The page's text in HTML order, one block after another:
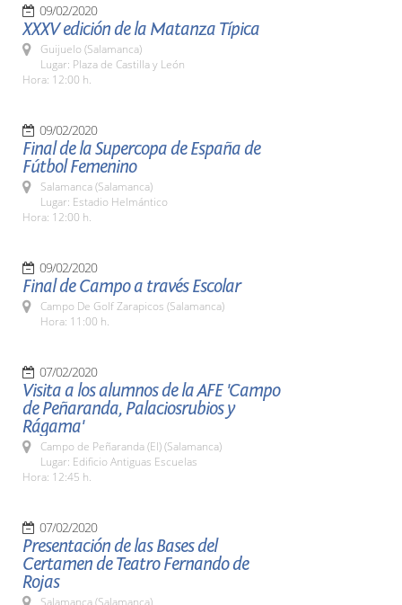
09/02/2020
XXXV edición de la Matanza Típica
Guijuelo (Salamanca)
Lugar: Plaza de Castilla y León
Hora: 12:00 h.
09/02/2020
Final de la Supercopa de España de
Fútbol Femenino
Salamanca (Salamanca)
Lugar: Estadio Helmántico
Hora: 12:00 h.
09/02/2020
Final de Campo a través Escolar
Campo De Golf Zarapicos (Salamanca)
Hora: 11:00 h.
07/02/2020
Visita a los alumnos de la AFE 'Campo
de Peñaranda, Palaciosrubios y
Rágama'
Campo de Peñaranda (El) (Salamanca)
Lugar: Edificio Antiguas Escuelas
Hora: 12:45 h.
07/02/2020
Presentación de las Bases del
Certamen de Teatro Fernando de
Rojas
Salamanca (Salamanca)